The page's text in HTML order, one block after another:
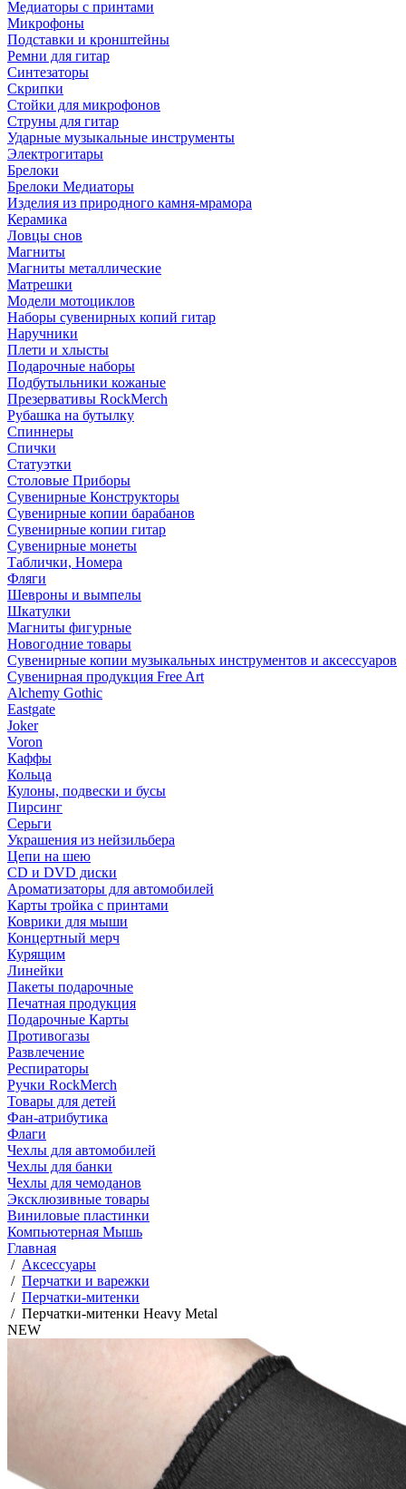
Медиаторы с принтами
Микрофоны
Подставки и кронштейны
Ремни для гитар
Синтезаторы
Скрипки
Стойки для микрофонов
Струны для гитар
Ударные музыкальные инструменты
Электрогитары
Брелоки
Брелоки Медиаторы
Изделия из природного камня-мрамора
Керамика
Ловцы снов
Магниты
Магниты металлические
Матрешки
Модели мотоциклов
Наборы сувенирных копий гитар
Наручники
Плети и хлысты
Подарочные наборы
Подбутыльники кожаные
Презервативы RockMerch
Рубашка на бутылку
Спиннеры
Спички
Статуэтки
Столовые Приборы
Сувенирные Конструкторы
Сувенирные копии барабанов
Сувенирные копии гитар
Сувенирные монеты
Таблички, Номера
Фляги
Шевроны и вымпелы
Шкатулки
Магниты фигурные
Новогодние товары
Сувенирные копии музыкальных инструментов и аксессуаров
Сувенирная продукция Free Art
Alchemy Gothic
Eastgate
Joker
Voron
Каффы
Кольца
Кулоны, подвески и бусы
Пирсинг
Серьги
Украшения из нейзильбера
Цепи на шею
CD и DVD диски
Ароматизаторы для автомобилей
Карты тройка с принтами
Коврики для мыши
Концертный мерч
Курящим
Линейки
Пакеты подарочные
Печатная продукция
Подарочные Карты
Противогазы
Развлечение
Респираторы
Ручки RockMerch
Товары для детей
Фан-атрибутика
Флаги
Чехлы для автомобилей
Чехлы для банки
Чехлы для чемоданов
Эксклюзивные товары
Виниловые пластинки
Компьютерная Мышь
Главная
/ Аксессуары
/ Перчатки и варежки
/ Перчатки-митенки
/ Перчатки-митенки Heavy Metal
NEW